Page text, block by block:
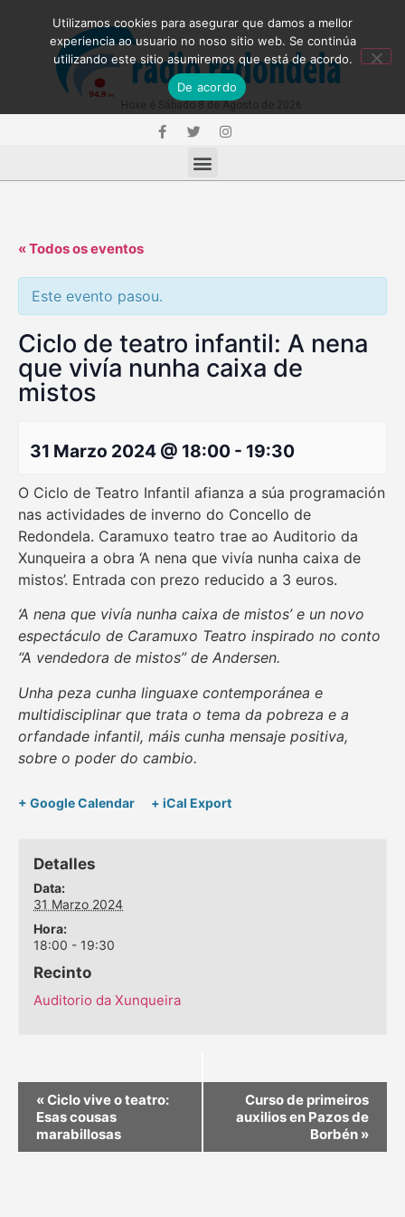
« Todos os eventos
Este evento pasou.
Ciclo de teatro infantil: A nena
que vivía nunha caixa de
mistos
31 Marzo 2024 @ 18:00 - 19:30
O Ciclo de Teatro Infantil afianza a súa programación
nas actividades de inverno do Concello de
Redondela. Caramuxo teatro trae ao Auditorio da
Xunqueira a obra ‘A nena que vivía nunha caixa de
mistos’. Entrada con prezo reducido a 3 euros.
‘A nena que vivía nunha caixa de mistos’ e un novo
espectáculo de Caramuxo Teatro inspirado no conto
“A vendedora de mistos” de Andersen.
Unha peza cunha linguaxe contemporánea e
multidisciplinar que trata o tema da pobreza e a
orfandade infantil, máis cunha mensaje positiva,
sobre o poder do cambio.
+ Google Calendar + iCal Export
Detalles
Data:
31 Marzo 2024
Hora:
18:00 - 19:30
Recinto
Auditorio da Xunqueira
«Ciclo vive o teatro:
Esas cousas
marabillosas
Curso de primeiros
auxilios en Pazos de
Borbén »
Utilizamos cookies para asegurar que damos a mellor
experiencia ao usuario no noso sitio web. Se continúa
utilizando este sitio asumiremos que está de acordo.
De acordo